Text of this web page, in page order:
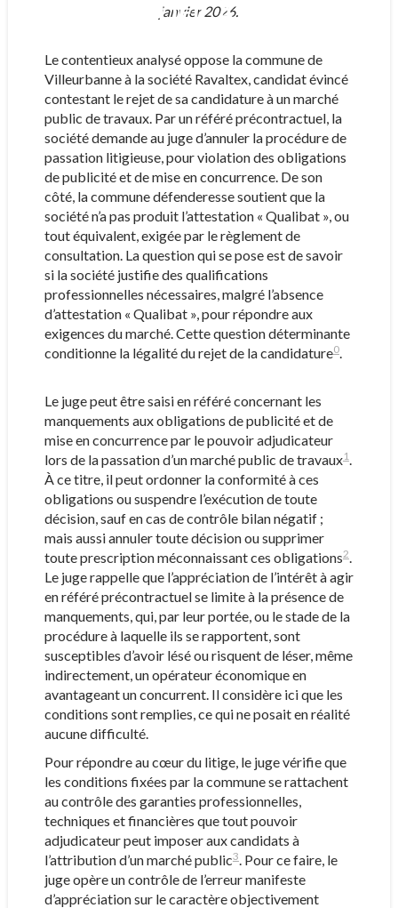
QUALIFICATION
janvier 2026.
Le contentieux analysé oppose la commune de
Villeurbanne à la société Ravaltex, candidat évincé
contestant le rejet de sa candidature à un marché
public de travaux. Par un référé précontractuel, la
société demande au juge d’annuler la procédure de
passation litigieuse, pour violation des obligations
de publicité et de mise en concurrence. De son
côté, la commune défenderesse soutient que la
société n’a pas produit l’attestation « Qualibat », ou
tout équivalent, exigée par le règlement de
consultation. La question qui se pose est de savoir
si la société justifie des qualifications
professionnelles nécessaires, malgré l’absence
d’attestation « Qualibat », pour répondre aux
exigences du marché. Cette question déterminante
conditionne la légalité du rejet de la candidature0.
Le juge peut être saisi en référé concernant les
manquements aux obligations de publicité et de
mise en concurrence par le pouvoir adjudicateur
lors de la passation d’un marché public de travaux1.
À ce titre, il peut ordonner la conformité à ces
obligations ou suspendre l’exécution de toute
décision, sauf en cas de contrôle bilan négatif ;
mais aussi annuler toute décision ou supprimer
toute prescription méconnaissant ces obligations2.
Le juge rappelle que l’appréciation de l’intérêt à agir
en référé précontractuel se limite à la présence de
manquements, qui, par leur portée, ou le stade de la
procédure à laquelle ils se rapportent, sont
susceptibles d’avoir lésé ou risquent de léser, même
indirectement, un opérateur économique en
avantageant un concurrent. Il considère ici que les
conditions sont remplies, ce qui ne posait en réalité
aucune difficulté.
Pour répondre au cœur du litige, le juge vérifie que
les conditions fixées par la commune se rattachent
au contrôle des garanties professionnelles,
techniques et financières que tout pouvoir
adjudicateur peut imposer aux candidats à
l’attribution d’un marché public3. Pour ce faire, le
juge opère un contrôle de l’erreur manifeste
d’appréciation sur le caractère objectivement